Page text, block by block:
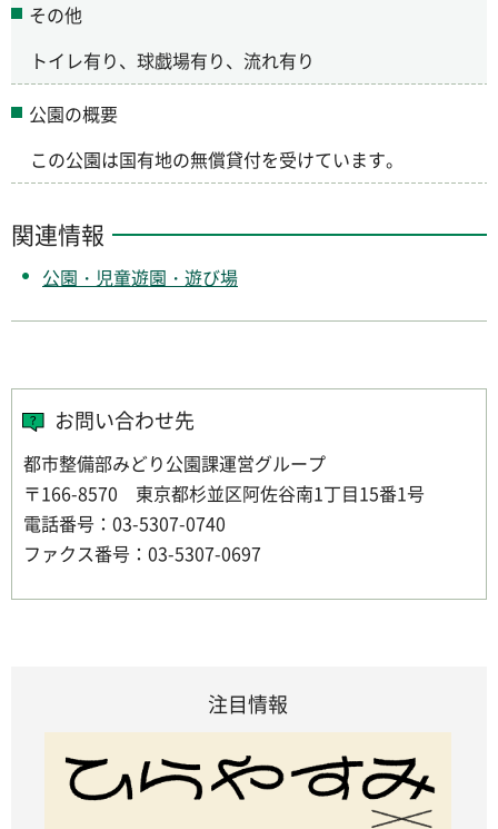
その他
トイレ有り、球戯場有り、流れ有り
公園の概要
この公園は国有地の無償貸付を受けています。
関連情報
公園・児童遊園・遊び場
お問い合わせ先
都市整備部みどり公園課運営グループ
〒166-8570 東京都杉並区阿佐谷南1丁目15番1号
電話番号：03-5307-0740
ファクス番号：03-5307-0697
注目情報